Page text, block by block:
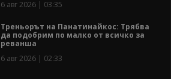
6 авг 2026 | 03:35
Треньорът на Панатинайкос: Трябва
да подобрим по малко от всичко за
реванша
6 авг 2026 | 02:33